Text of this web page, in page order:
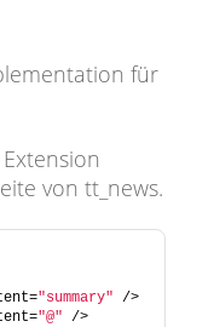
für
von tt_news.
"summary" />
"@" />